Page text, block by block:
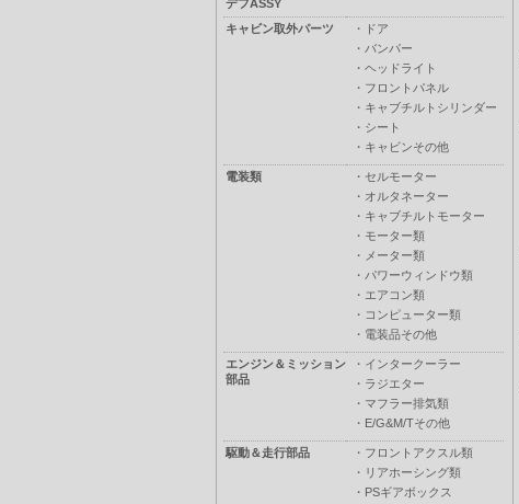
デフASSY
キャビン取外パーツ
・
ドア
・ バンパー
・ ヘッドライト
・ フロントパネル
・ キャブチルトシリンダー
・ シート
・ キャビンその他
電装類 ・ セルモーター
・ オルタネーター
・ キャブチルトモーター
・ モーター類
・ メーター類
・ パワーウィンドウ類
・ エアコン類
・ コンピューター類
・ 電装品その他
エンジン＆ミッション
部品
・ インタークーラー
・ ラジエター
・ マフラー排気類
・ E/G&M/Tその他
駆動＆走行部品 ・ フロントアクスル類
・ リアホーシング類
・ PSギアボックス